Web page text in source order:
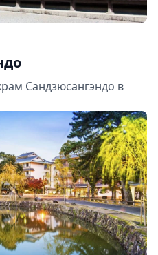
Сандзюсангэндо в